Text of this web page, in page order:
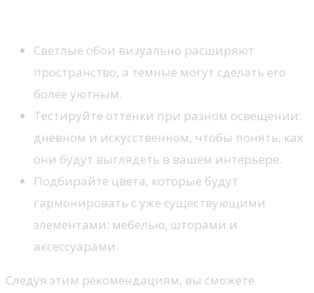
Светлые обои визуально расширяют
пространство, а темные могут сделать его
более уютным.
Тестируйте оттенки при разном освещении:
дневном и искусственном, чтобы понять, как
они будут выглядеть в вашем интерьере.
Подбирайте цвета, которые будут
гармонировать с уже существующими
элементами: мебелью, шторами и
аксессуарами.
Следуя этим рекомендациям, вы сможете